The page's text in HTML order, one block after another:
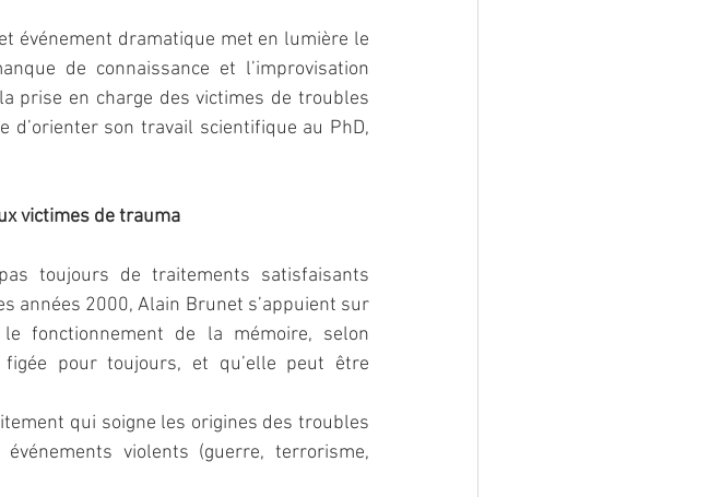
événement dramatique met en lumière le
de connaissance et l’improvisation
prise en charge des victimes de troubles
d’orienter son travail scientifique au PhD,
victimes de trauma
toujours de traitements satisfaisants
années 2000, Alain Brunet s’appuient sur
fonctionnement de la mémoire, selon
pour toujours, et qu’elle peut être
qui soigne les origines des troubles
violents (guerre, terrorisme,